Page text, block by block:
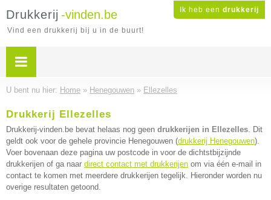
Ik heb een drukkerij
Drukkerij -vinden.be
Vind een drukkerij bij u in de buurt!
U bent nu hier: Home » Henegouwen » Ellezelles
Drukkerij Ellezelles
Drukkerij-vinden.be bevat helaas nog geen drukkerijen in Ellezelles. Dit
geldt ook voor de gehele provincie Henegouwen (drukkerij Henegouwen).
Voer bovenaan deze pagina uw postcode in voor de dichtstbijzijnde
drukkerijen of ga naar direct contact met drukkerijen om via één e-mail in
contact te komen met meerdere drukkerijen tegelijk. Hieronder worden nu
overige resultaten getoond.